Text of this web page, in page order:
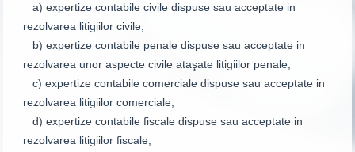
a) expertize contabile civile dispuse sau acceptate in
rezolvarea litigiilor civile;
b) expertize contabile penale dispuse sau acceptate in
rezolvarea unor aspecte civile ataşate litigiilor penale;
c) expertize contabile comerciale dispuse sau acceptate in
rezolvarea litigiilor comerciale;
d) expertize contabile fiscale dispuse sau acceptate in
rezolvarea litigiilor fiscale;